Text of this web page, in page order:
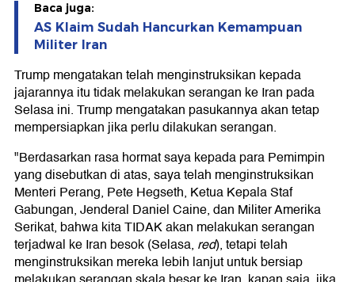
Baca juga:
AS Klaim Sudah Hancurkan Kemampuan
Militer Iran
Trump mengatakan telah menginstruksikan kepada
jajarannya itu tidak melakukan serangan ke Iran pada
Selasa ini. Trump mengatakan pasukannya akan tetap
mempersiapkan jika perlu dilakukan serangan.
"Berdasarkan rasa hormat saya kepada para Pemimpin
yang disebutkan di atas, saya telah menginstruksikan
Menteri Perang, Pete Hegseth, Ketua Kepala Staf
Gabungan, Jenderal Daniel Caine, dan Militer Amerika
Serikat, bahwa kita TIDAK akan melakukan serangan
terjadwal ke Iran besok (Selasa, red), tetapi telah
menginstruksikan mereka lebih lanjut untuk bersiap